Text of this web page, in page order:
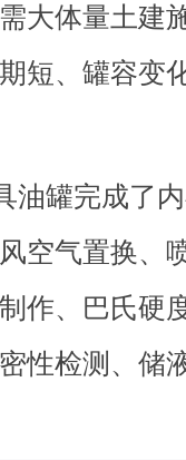
大体量土建
短、罐容变
罐完成了内
空气置换、
作、巴氏硬
性检测、储